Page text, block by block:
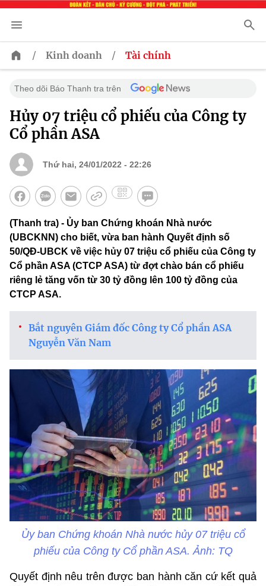
/ Kinh doanh / Tài chính
Theo dõi Báo Thanh tra trên
Hủy 07 triệu cổ phiếu của Công ty
Cổ phần ASA
Thứ hai, 24/01/2022 - 22:26
(Thanh tra) - Ủy ban Chứng khoán Nhà nước
(UBCKNN) cho biết, vừa ban hành Quyết định số
50/QĐ-UBCK về việc hủy 07 triệu cổ phiếu của Công ty
Cổ phần ASA (CTCP ASA) từ đợt chào bán cổ phiếu
riêng lẻ tăng vốn từ 30 tỷ đồng lên 100 tỷ đồng của
CTCP ASA.
Bắt nguyên Giám đốc Công ty Cổ phần ASA
Nguyễn Văn Nam
Ủy ban Chứng khoán Nhà nước hủy 07 triệu cổ
phiếu của Công ty Cổ phần ASA. Ảnh: TQ
Quyết định nêu trên được ban hành căn cứ kết quả